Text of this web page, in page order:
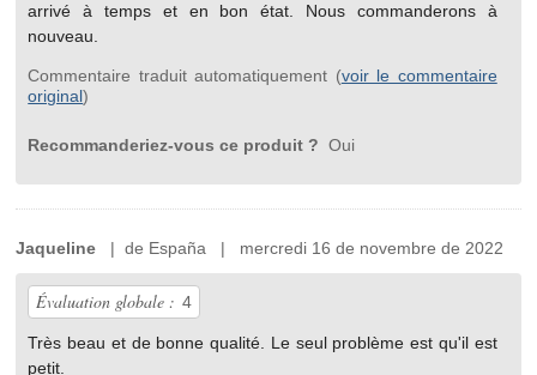
arrivé à temps et en bon état. Nous commanderons à
nouveau.
Commentaire traduit automatiquement (voir le commentaire
original)
Recommanderiez-vous ce produit ? Oui
Jaqueline | de España | mercredi 16 de novembre de 2022
Évaluation globale : 4
Très beau et de bonne qualité. Le seul problème est qu'il est
petit.